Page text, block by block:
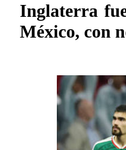
Inglaterra
México, con